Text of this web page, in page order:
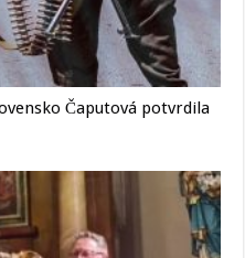
Čaputová potvrdila